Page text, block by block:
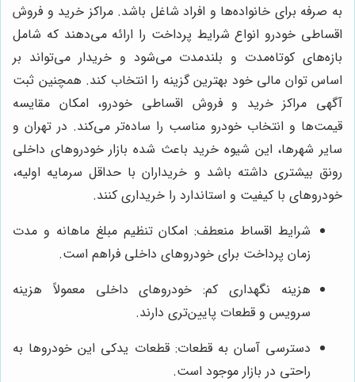
به صرفه برای خانواده‌ها و افراد شاغل باشد. مراکز خرید و فروش
اقساطی خودرو انواع شرایط پرداخت را ارائه می‌دهند که شامل
بازه‌های کوتاه‌مدت و بلندمدت می‌شود و خریدار می‌تواند بر
اساس توان مالی خود بهترین گزینه را انتخاب کند. همچنین ثبت
آگهی مراکز خرید و فروش اقساطی خودرو، امکان مقایسه
قیمت‌ها و انتخاب خودرو مناسب را ساده‌تر می‌کند. در تهران و
سایر شهرها، این شیوه خرید باعث شده بازار خودروهای داخلی
رونق بیشتری داشته باشد و خریداران با حداقل سرمایه اولیه،
خودروهای با کیفیت و استاندارد را خریداری کنند.
شرایط اقساط منعطف: امکان تنظیم مبلغ ماهانه و مدت
زمان پرداخت برای خودروهای داخلی فراهم است.
هزینه نگهداری کم: خودروهای داخلی معمولاً هزینه
سرویس و قطعات پایین‌تری دارند.
دسترسی آسان به قطعات: قطعات یدکی این خودروها به
راحتی در بازار موجود است.